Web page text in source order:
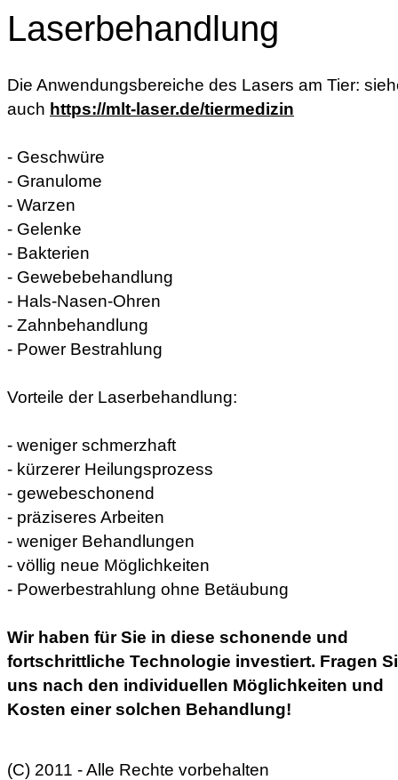
Laserbehandlung
Die Anwendungsbereiche des Lasers am Tier:
auch https://mlt-laser.de/tiermedizin
- Geschwüre
- Granulome
- Warzen
- Gelenke
- Bakterien
- Gewebebehandlung
- Hals-Nasen-Ohren
- Zahnbehandlung
- Power Bestrahlung
Vorteile der Laserbehandlung:
- weniger schmerzhaft
- kürzerer Heilungsprozess
- gewebeschonend
- präziseres Arbeiten
- weniger Behandlungen
- völlig neue Möglichkeiten
- Powerbestrahlung ohne Betäubung
Wir haben für Sie in diese schonende und
fortschrittliche Technologie investiert. Fragen
uns nach den individuellen Möglichkeiten und
Kosten einer solchen Behandlung!
(C) 2011 - Alle Rechte vorbehalten